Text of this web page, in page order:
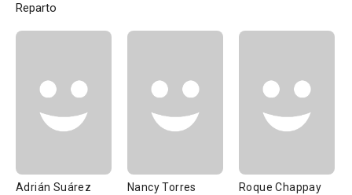
Reparto
Adrián Suárez Nancy Torres Roque Chappay